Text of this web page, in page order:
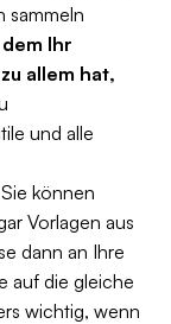
sammeln
Ihr
allem hat,
und alle
können
Vorlagen aus
dann an Ihre
auf die gleiche
wichtig, wenn